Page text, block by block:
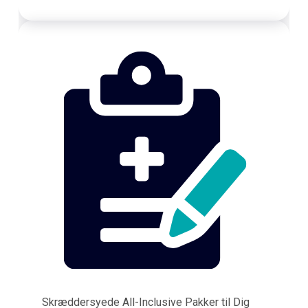
Skræddersyede All-Inclusive Pakker til Dig